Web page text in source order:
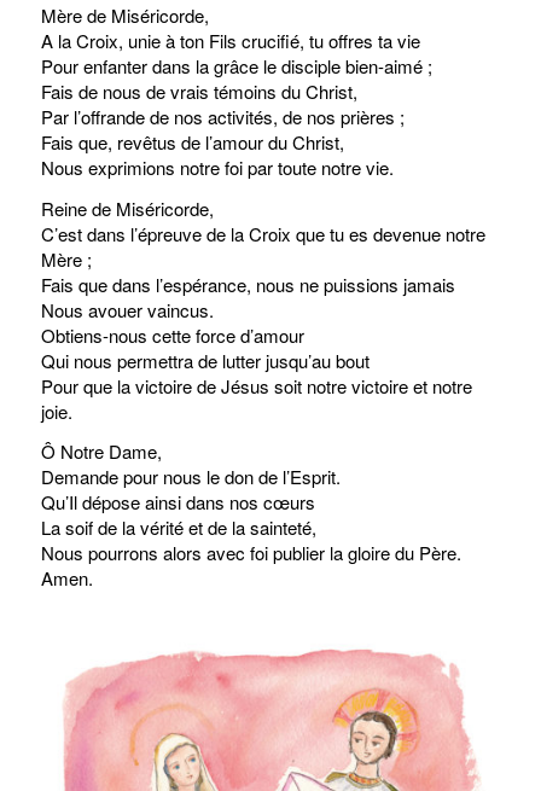
Mère de Miséricorde,
A la Croix, unie à ton Fils crucifié, tu offres ta vie
Pour enfanter dans la grâce le disciple bien-aimé ;
Fais de nous de vrais témoins du Christ,
Par l’offrande de nos activités, de nos prières ;
Fais que, revêtus de l’amour du Christ,
Nous exprimions notre foi par toute notre vie.
Reine de Miséricorde,
C’est dans l’épreuve de la Croix que tu es devenue notre
Mère ;
Fais que dans l’espérance, nous ne puissions jamais
Nous avouer vaincus.
Obtiens-nous cette force d’amour
Qui nous permettra de lutter jusqu’au bout
Pour que la victoire de Jésus soit notre victoire et notre
joie.
Ô Notre Dame,
Demande pour nous le don de l’Esprit.
Qu’Il dépose ainsi dans nos cœurs
La soif de la vérité et de la sainteté,
Nous pourrons alors avec foi publier la gloire du Père.
Amen.